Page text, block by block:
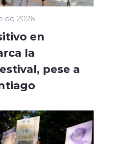
de 2026
en
la
pese a